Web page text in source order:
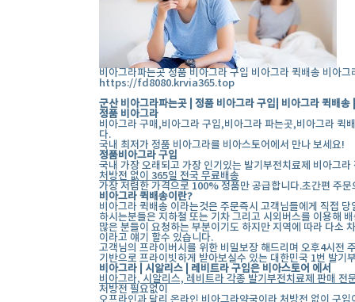
비아그라파는곳 정품 비아그라 구입 비아그라 퀵배송 비아
https://fd8080.krvia365.top
군산 비아그라파는곳 | 정품 비아그라 구입| 비아그라 퀵배
정품 비아그라
비아그라 구매,비아그라 구입,비아그라 파는곳,비아그라 퀵
다.
국내 최저가 정품 비아그라를 비아스토어에서 만나 보세요!
정품비아그라 구입
국내 가장 오래되고 가장 인기있는 발기부전치료제 비아그
처방전 없이 365일 전국 무료배송
가장 저렴한 가격으로 100% 정품만 공급합니다.초간편 주
비아그라 퀵배송이란?
비아그라 퀵배송 이라는것은 주문즉시 고객님들에게 직접
하시는분들은 지하철 또는 기차 그리고 시외버스를 이용해
많은 분들이 요청하는 부분이기도 하지만 지역에 따라 다소
이라고 얘기 할수 있습니다.
고객님의 프라이버시를 위한 비밀보장 해드리며 오후4시전
기반으로 프라이빗하게 받아보실수 있는 대한민국 1번 발기
비아그라 | 시알리스 | 레비트라 구입은 비아스토어 에서
비아그라, 시알리스, 레비트라 각종 발기부전치료제 판매
처방전 필요없이